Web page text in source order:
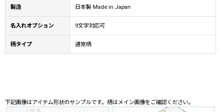
製造 日本製 Made in Japan
名入れオプション 9文字対応可
柄タイプ 通常柄
下記画像はアイテム形状のサンプルです。柄はメイン画像をご確認ください。